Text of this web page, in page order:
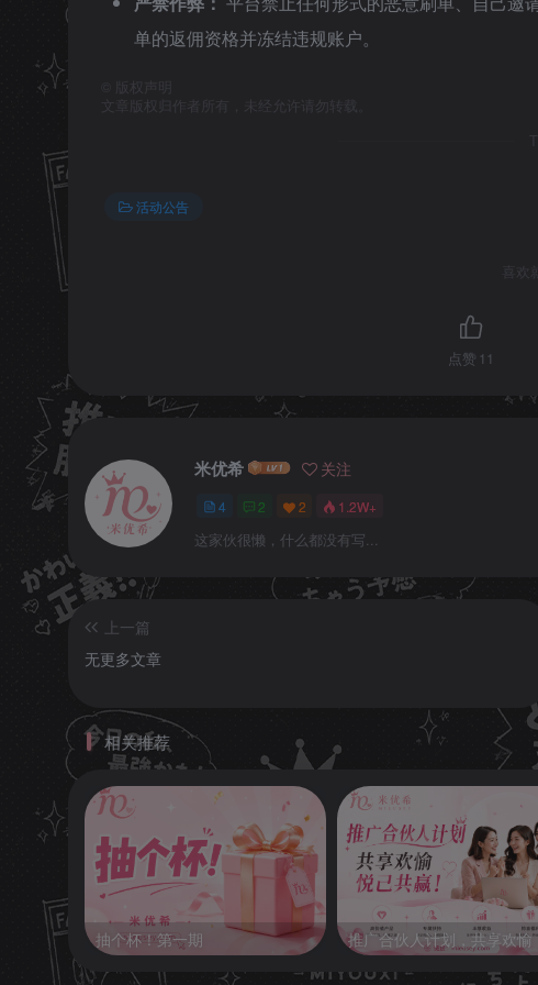
单的返佣资格并冻结违规账户。
活动公告
点赞 11
米优希 关注
4 2 2 1.2W+
这家伙很懒，什么都没有写...
上一篇
无更多文章
相关推荐
抽个杯！第一期